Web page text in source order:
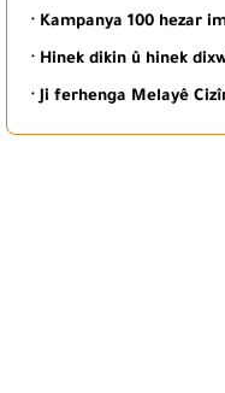
· Kampanya 100 hezar
· Hinek dikin û hinek
· Ji ferhenga Melayê